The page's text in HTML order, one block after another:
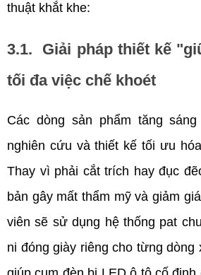
thuật khắt khe:
3.1.  Giải pháp thiết kế
tối đa việc chế khoét
Các dòng sản phẩm tăng
nghiên cứu và thiết kế tối ưu
Thay vì phải cắt trích hay đục
bản gây mất thẩm mỹ và giảm
viên sẽ sử dụng hệ thống pat
ni đóng giày riêng cho từng